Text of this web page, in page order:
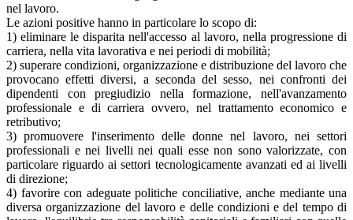
nel lavoro.
Le azioni positive hanno in particolare lo scopo di:
1) eliminare le disparita nell'accesso al lavoro, nella progressione di
carriera, nella vita lavorativa e nei periodi di mobilità;
2) superare condizioni, organizzazione e distribuzione del lavoro che
provocano effetti diversi, a seconda del sesso, nei confronti dei
dipendenti con pregiudizio nella formazione, nell'avanzamento
professionale e di carriera ovvero, nel trattamento economico e
retributivo;
3) promuovere l'inserimento delle donne nel lavoro, nei settori
professionali e nei livelli nei quali esse non sono valorizzate, con
particolare riguardo ai settori tecnologicamente avanzati ed ai livelli
di direzione;
4) favorire con adeguate politiche conciliative, anche mediante una
diversa organizzazione del lavoro e delle condizioni e del tempo di